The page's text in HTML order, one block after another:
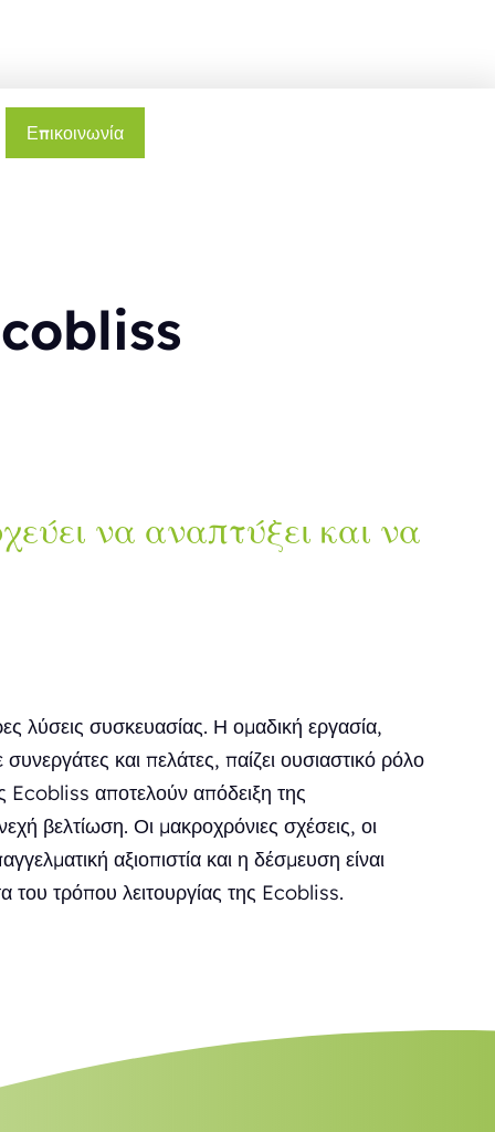
Επικοινωνία
να αναπτύξει και να
λύσεις συσκευασίας. Η ομαδική εργασία,
και πελάτες, παίζει ουσιαστικό ρόλο
Ecobliss αποτελούν απόδειξη της
βελτίωση. Οι μακροχρόνιες σχέσεις, οι
αξιοπιστία και η δέσμευση είναι
του τρόπου λειτουργίας της Ecobliss.